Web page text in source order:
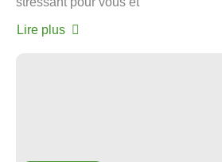
Lire plus